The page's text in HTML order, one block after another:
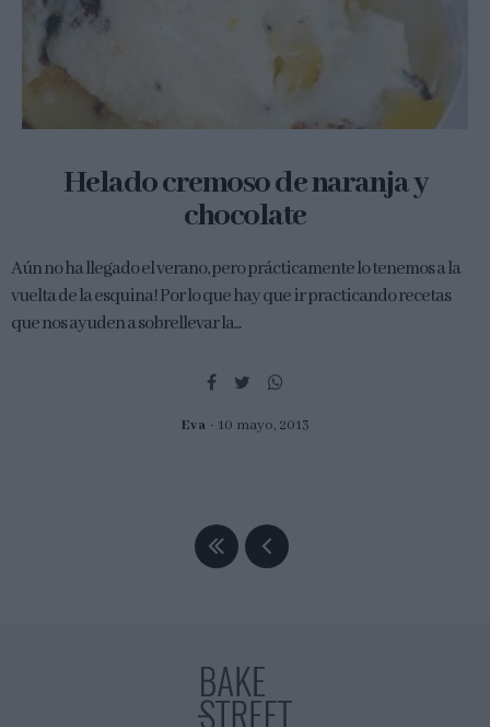
Helado cremoso de naranja y
chocolate
Aún no ha llegado el verano, pero prácticamente lo tenemos a la
vuelta de la esquina! Por lo que hay que ir practicando recetas
que nos ayuden a sobrellevar la...
Eva 10 mayo, 2013